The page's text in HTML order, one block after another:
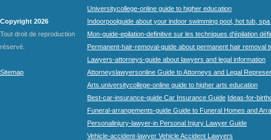
Copyright 2026
Tout droit de reproduction
réservé.
Sitemap
Universitycollege-online guide to higher education
Indoorpoolguide about your indoor swimming pool, hot tub,
Mon-guide-epilation-definitive sur les techniques d'épilation
Permanent-hair-removal-guide about permanent hair removal
Lawyers-attorneys-guide about lawyers and legal information
Attorneyslawyersonline Guide to Attorneys and Legal
Arts.universitycollege-online guide to higher arts education
Best-car-insurance-guide Car Insurance Guide Ideas-for-
Funeral-arrangements-guide Guide to Funeral Homes and
Personalinjury-lawyer-in Personal Injury Lawyer Guide
Vehicle-accident-lawyer Vehicle Accident Lawyers